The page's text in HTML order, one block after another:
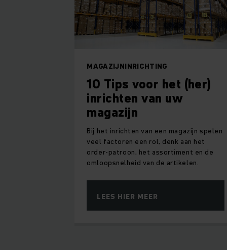
MAGAZIJNINRICHTING
10 Tips voor het (her)
inrichten van uw
magazijn
Bij het inrichten van een magazijn spelen
veel factoren een rol, denk aan het
order-patroon, het assortiment en de
omloopsnelheid van de artikelen.
LEES HIER MEER